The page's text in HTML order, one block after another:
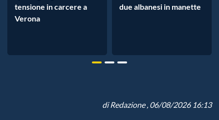
tensione in carcere a
Verona
due albanesi in manette
diRedazione, 06/08/2026 16:13